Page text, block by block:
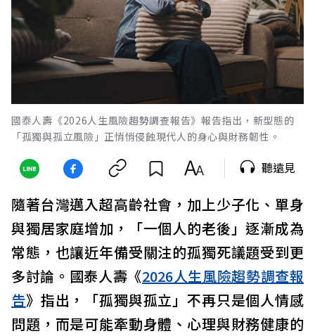
國泰人壽《2026人生風險趨勢調查報告》報告指出，新型態的
「孤獨與孤立風險」正悄悄侵蝕現代人的身心與財務韌性。
聽遠見
隨著台灣邁入超高齡社會，加上少子化、單身
與獨居家庭增加，「一個人的老後」逐漸成為
常態，也讓近年備受關注的孤獨死議題受到更
多討論。國泰人壽《2026人生風險趨勢調查報
告》指出，「孤獨與孤立」不再只是個人情感
問題，而是可能牽動身體、心理與財務健康的